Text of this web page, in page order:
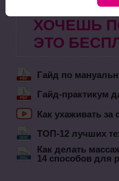
ХОЧЕШЬ
ЭТО
Гайд по
Гайд-практикум
Как ухаживать за
ТОП-12 лучших
Как делать
14 способов для